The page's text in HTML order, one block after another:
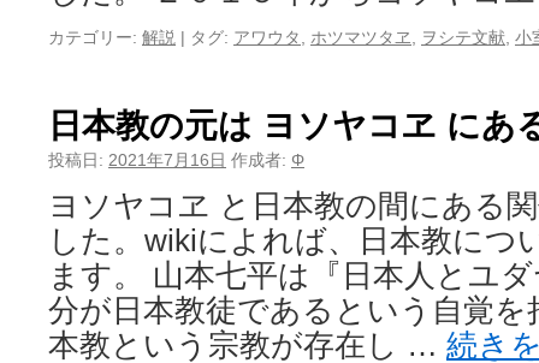
カテゴリー: 解説 | タグ: アワウタ ホツマツタヱ ヲシテ文献 小
日本教の元は ヨソヤコヱ にあ
投稿日: 2021年7月16日 作成者: Φ
ヨソヤコヱ と日本教の間にある
した。wikiによれば、日本教につ
ます。 山本七平は『日本人とユ
分が日本教徒であるという自覚
本教という宗教が存在し … 続き